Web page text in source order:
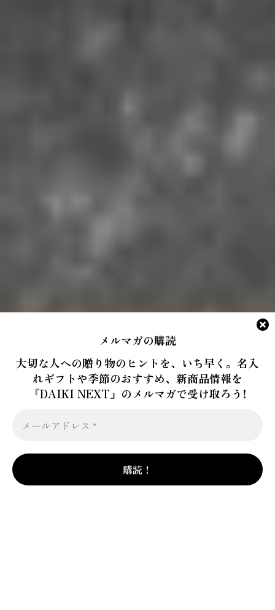
メルマガの購読
大切な人への贈り物のヒントを、いち早く。名入
れギフトや季節のおすすめ、新商品情報を
『DAIKI NEXT』のメルマガで受け取ろう!